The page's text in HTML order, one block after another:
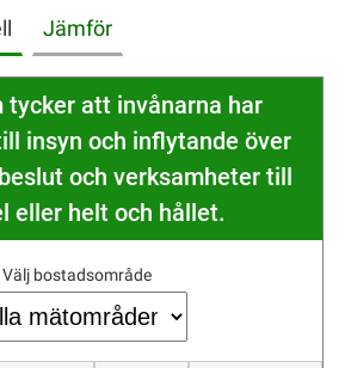
Jämför
tycker att invånarna har
insyn och inflytande över
och verksamheter till
eller helt och hållet.
Välj bostadsområde